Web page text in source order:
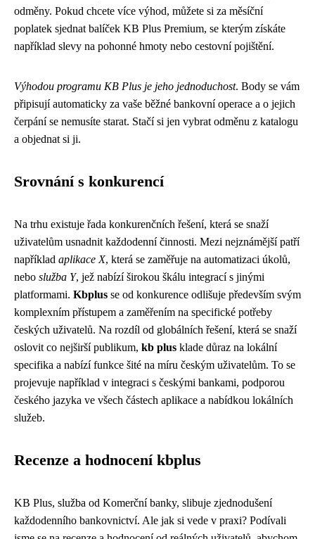
odměny. Pokud chcete více výhod, můžete si za měsíční
poplatek sjednat balíček KB Plus Premium, se kterým získáte
například slevy na pohonné hmoty nebo cestovní pojištění.
Výhodou programu KB Plus je jeho jednoduchost. Body se vám
připisují automaticky za vaše běžné bankovní operace a o jejich
čerpání se nemusíte starat. Stačí si jen vybrat odměnu z katalogu
a objednat si ji.
Srovnání s konkurencí
Na trhu existuje řada konkurenčních řešení, která se snaží
uživatelům usnadnit každodenní činnosti. Mezi nejznámější patří
například aplikace X, která se zaměřuje na automatizaci úkolů,
nebo služba Y, jež nabízí širokou škálu integrací s jinými
platformami. Kbplus se od konkurence odlišuje především svým
komplexním přístupem a zaměřením na specifické potřeby
českých uživatelů. Na rozdíl od globálních řešení, která se snaží
oslovit co nejširší publikum, kb plus klade důraz na lokální
specifika a nabízí funkce šité na míru českým uživatelům. To se
projevuje například v integraci s českými bankami, podporou
českého jazyka ve všech částech aplikace a nabídkou lokálních
služeb.
Recenze a hodnocení kbplus
KB Plus, služba od Komerční banky, slibuje zjednodušení
každodenního bankovnictví. Ale jak si vede v praxi? Podívali